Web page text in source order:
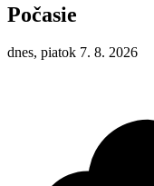
Počasie
dnes, piatok 7. 8. 2026